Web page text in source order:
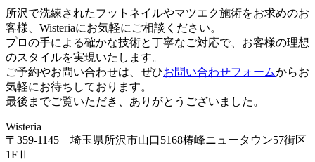
所沢で洗練されたフットネイルやマツエク施術をお求めのお
客様、Wisteriaにお気軽にご相談ください。
プロの手による確かな技術と丁寧なご対応で、お客様の理想
のスタイルを実現いたします。
ご予約やお問い合わせは、ぜひお問い合わせフォームからお
気軽にお待ちしております。
最後までご覧いただき、ありがとうございました。
Wisteria
〒359-1145 埼玉県所沢市山口5168椿峰ニュータウン57街区
1FⅡ